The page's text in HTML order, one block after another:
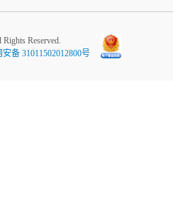
Reserved.
备 31011502012800号